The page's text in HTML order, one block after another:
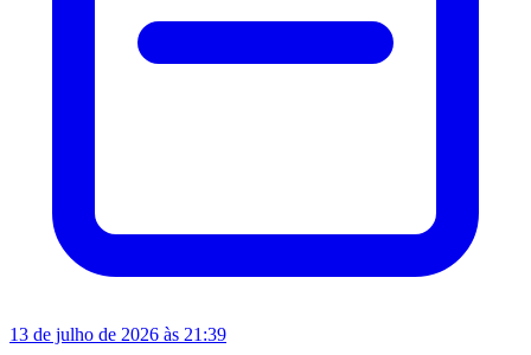
13 de julho de 2026 às 21:39